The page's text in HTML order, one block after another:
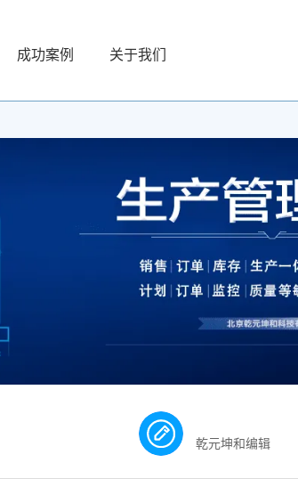
成功案例 关于我们
乾元坤和编辑